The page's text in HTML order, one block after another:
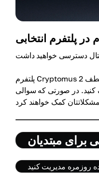
در پلتفرم انتخابی
نگهدارنده دارد. به لطف 2FA، می‌توانید اطمینان حاصل کنید که پول شما ایمن است.
کنید. در صورتی که سوالی
برای مبتدیان